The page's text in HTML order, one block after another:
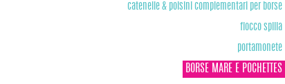
catenelle & polsini complementari per borse
fiocco spilla
portamonete
BORSE MARE E POCHETTES